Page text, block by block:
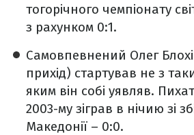
тогорічного чемпіонату
з рахунком 0:1.
Самовпевнений Олег
прихід) стартував не з
яким він собі уявляв.
2003-му зіграв в нічию зі
Македонії – 0:0.